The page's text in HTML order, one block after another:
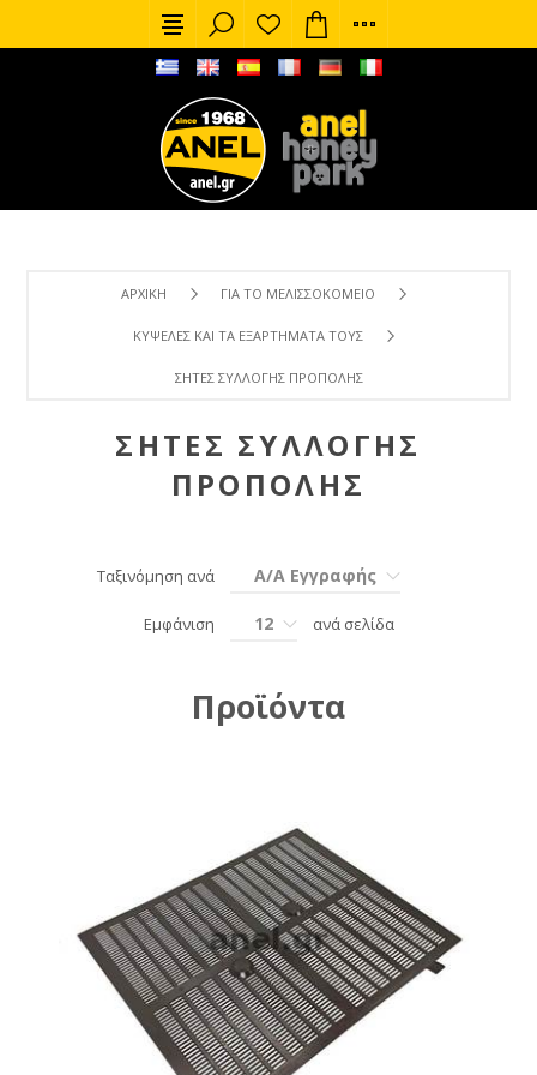
ΑΡΧΙΚΉ ΓΙΑ ΤΟ ΜΕΛΙΣΣΟΚΟΜΕΊΟ
ΚΥΨΈΛΕΣ ΚΑΙ ΤΑ ΕΞΑΡΤΉΜΑΤΑ ΤΟΥΣ
ΣΉΤΕΣ ΣΥΛΛΟΓΉΣ ΠΡΌΠΟΛΗΣ
ΣΉΤΕΣ ΣΥΛΛΟΓΉΣ
ΠΡΌΠΟΛΗΣ
Ταξινόμηση ανά Α/Α Εγγραφής
Εμφάνιση 12 ανά σελίδα
Προϊόντα